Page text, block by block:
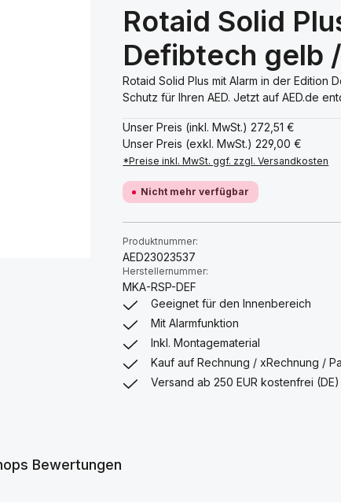
Rotaid Solid
Defibtech gelb
Rotaid Solid Plus mit Alarm in der Edition
Schutz für Ihren AED. Jetzt auf AED.de
Unser Preis (inkl. MwSt.)272,51 €
Unser Preis (exkl. MwSt.)229,00 €
*Preise inkl. MwSt. ggf. zzgl. Versandkosten
Nicht mehr verfügbar
Produktnummer:
AED23023537
Herstellernummer:
MKA-RSP-DEF
Geeignet für den Innenbereich
Mit Alarmfunktion
Inkl. Montagematerial
Kauf auf Rechnung / xRechnung /
Versand ab 250 EUR kostenfrei (DE)
Bewertungen